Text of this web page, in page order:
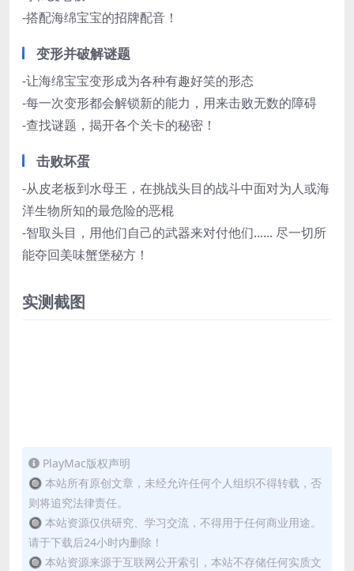
-搭配海绵宝宝的招牌配音！
变形并破解谜题
-让海绵宝宝变形成为各种有趣好笑的形态
-每一次变形都会解锁新的能力，用来击败无数的障碍
-查找谜题，揭开各个关卡的秘密！
击败坏蛋
-从皮老板到水母王，在挑战头目的战斗中面对为人或海
洋生物所知的最危险的恶棍
-智取头目，用他们自己的武器来对付他们...... 尽一切所
能夺回美味蟹堡秘方！
实测截图
PlayMac版权声明
🔘 本站所有原创文章，未经允许任何个人组织不得转载，否
则将追究法律责任。
🔘 本站资源仅供研究、学习交流，不得用于任何商业用途。
请于下载后24小时内删除！
🔘 本站资源来源于互联网公开索引，本站不存储任何实质文